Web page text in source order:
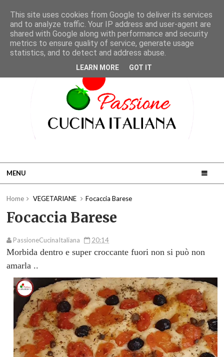
MENU
Home VEGETARIANE Focaccia Barese
Focaccia Barese
PassioneCucinaItaliana 20:14
Morbida dentro e super croccante fuori non si può non
amarla ..
This site uses cookies from Google to deliver its services
and to analyze traffic. Your IP address and user-agent are
shared with Google along with performance and security
metrics to ensure quality of service, generate usage
statistics, and to detect and address abuse.
LEARN MORE GOT IT